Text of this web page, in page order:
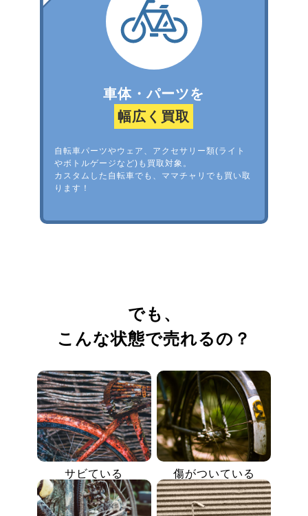
車体・パーツを
幅広く買取
自転車パーツやウェア、アクセサリー類(ライト
やボトルゲージなど)も買取対象。
カスタムした自転車でも、ママチャリでも買い取
ります！
でも、
こんな状態で売れるの？
サビている 傷がついている